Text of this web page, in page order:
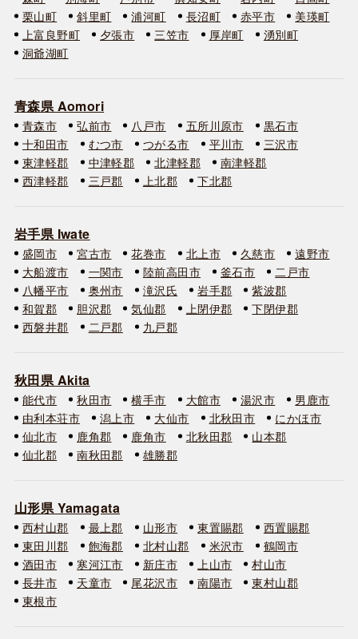
栗山町
斜里町 浦河町 長沼町 赤平市
美瑛町
上富良野町
夕張市 三笠市 厚岸町
湧別町
洞爺湖町
青森県 Aomori
青森市 弘前市 八戸市 五所川原市
黒石市
十和田市
むつ市 つがる市 平川市
三沢市
東津軽郡
中津軽郡 北津軽郡
南津軽郡
西津軽郡
三戸郡 上北郡 下北郡
岩手県 Iwate
盛岡市 宮古市 花巻市 北上市 久慈市
遠野市
大船渡市
一関市 陸前高田市 釜石市
二戸市
八幡平市
奥州市 滝沢氏 岩手郡
紫波郡
和賀郡
胆沢郡 気仙郡 上閉伊郡
下閉伊郡
西磐井郡
二戸郡 九戸郡
秋田県 Akita
能代市 秋田市 横手市 大館市 湯沢市
男鹿市
由利本荘市
潟上市 大仙市 北秋田市
にかほ市
仙北市
鹿角郡 鹿角市 北秋田郡
山本郡
仙北郡
南秋田郡 雄勝郡
山形県 Yamagata
西村山郡 最上郡 山形市 東置賜郡
西置賜郡
東田川郡
飽海郡 北村山郡 米沢市
鶴岡市
酒田市
寒河江市 新庄市 上山市
村山市
長井市
天童市 尾花沢市 南陽市
東村山郡
東根市